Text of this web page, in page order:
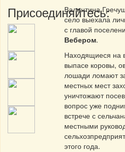
Присоединяйтесь:
Валентина
село выехала
с главой
Вебером.
Находящиеся на
выпасе коровы,
лошади ломают
местных мест
уничтожают
вопрос уже
встрече с
местными
этого года.